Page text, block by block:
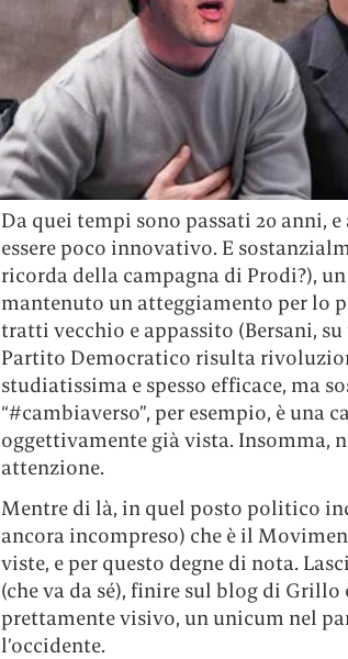
Da quei tempi sono passati 20 anni,
essere poco innovativo. E
ricorda della campagna di Prodi?),
mantenuto un atteggiamento per lo
tratti vecchio e appassito (Bersani,
Partito Democratico risulta
studiatissima e spesso efficace, ma
“#cambiaverso”, per esempio, è una
oggettivamente già vista. Insomma,
attenzione.
Mentre di là, in quel posto politico
ancora incompreso) che è il
viste, e per questo degne di nota.
(che va da sé), finire sul blog di
prettamente visivo, un unicum nel
l’occidente.